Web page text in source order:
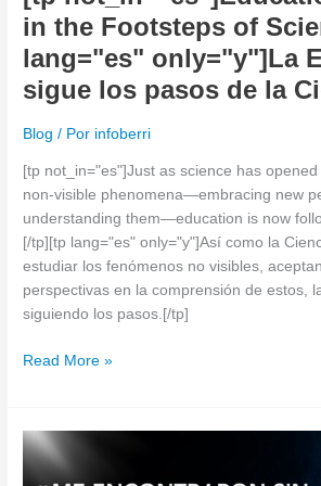
in the Footsteps of
lang="es" only="y"]La
sigue los pasos de la
Blog / Por infoberri
[tp not_in="es"]Just as science has
non-visible phenomena—embracing new
understanding them—education is now
[/tp][tp lang="es" only="y"]Así como la
estudiar los fenómenos no visibles,
perspectivas en la comprensión de estos,
siguiendo los pasos.[/tp]
Read More »
[tp
not_in="es"]Five